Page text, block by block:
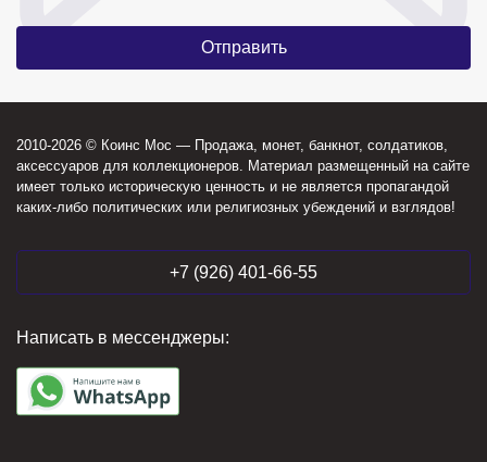
2010-2026 © Коинс Мос — Продажа, монет, банкнот, солдатиков,
аксессуаров для коллекционеров. Материал размещенный на сайте
имеет только историческую ценность и не является пропагандой
каких-либо политических или религиозных убеждений и взглядов!
+7 (926) 401-66-55
Написать в мессенджеры: